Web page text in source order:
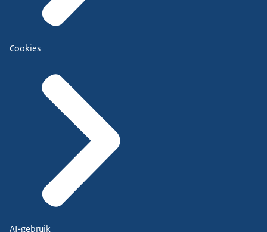
Cookies
AI-gebruik